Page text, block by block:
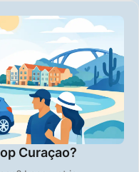
Curaçao?